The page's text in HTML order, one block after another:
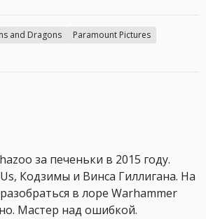
and Dragons
Paramount Pictures
за печеньки в 2015 году.
Кодзимы и Винса Гиллигана. На
в лоре Warhammer
Мастер над ошибкой.